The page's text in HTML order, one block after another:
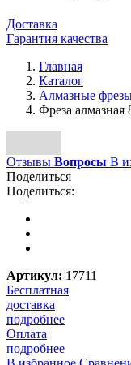
Доставка
Гарантия качества
Главная
Каталог
Алмазные
Фреза
Отзывы Вопросы В
Поделиться
Поделиться:
Артикул: 17711
Бесплатная
доставка
подробнее
Оплата
подробнее